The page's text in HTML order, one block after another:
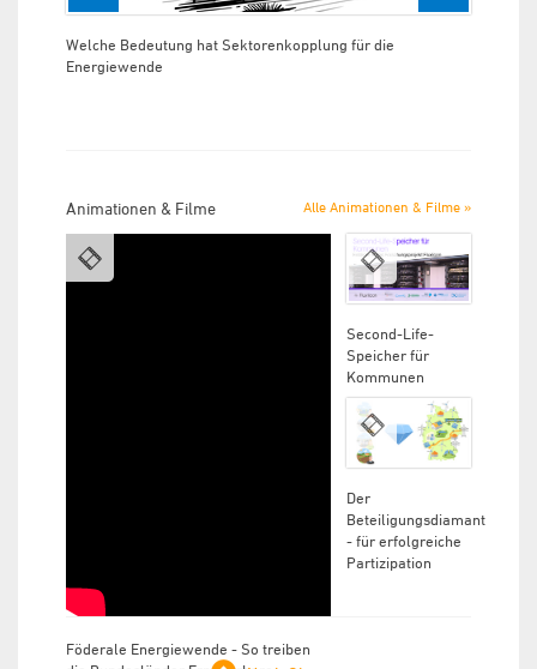
Welche Bedeutung hat Sektorenkopplung für die
Energiewende
Animationen & Filme Alle Animationen & Filme »
Föderale Energiewende - So treiben
Second-Life-
Speicher für
Kommunen
Der
Beteiligungsdiamant
- für erfolgreiche
Partizipation